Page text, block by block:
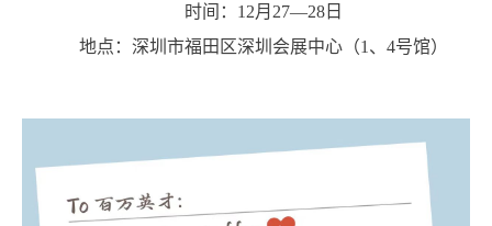
时间：12月27—28日
地点：深圳市福田区深圳会展中心（1、4号馆）